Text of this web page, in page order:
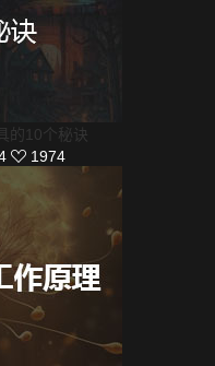
的10个秘诀
1974